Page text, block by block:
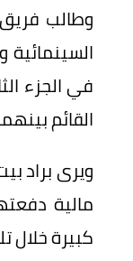
وطالب فريق
القائم
ويرى براد
مالية
كبيرة خلال